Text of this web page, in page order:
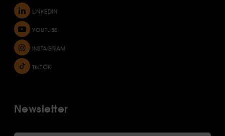
LINKEDIN
YOUTUBE
INSTAGRAM
TIKTOK
Newsletter